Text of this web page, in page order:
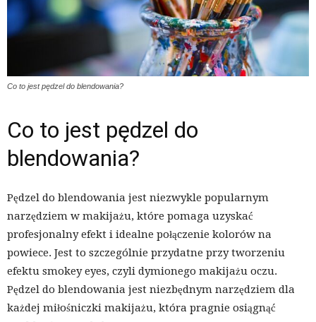
Co to jest pędzel do blendowania?
Co to jest pędzel do
blendowania?
Pędzel do blendowania jest niezwykle popularnym
narzędziem w makijażu, które pomaga uzyskać
profesjonalny efekt i idealne połączenie kolorów na
powiece. Jest to szczególnie przydatne przy tworzeniu
efektu smokey eyes, czyli dymionego makijażu oczu.
Pędzel do blendowania jest niezbędnym narzędziem dla
każdej miłośniczki makijażu, która pragnie osiągnąć